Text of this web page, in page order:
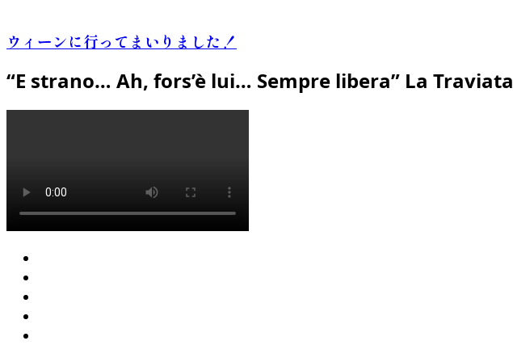
ウィーンに行ってまいりました！
“E strano… Ah, fors’è lui… Sempre libera” La Traviata